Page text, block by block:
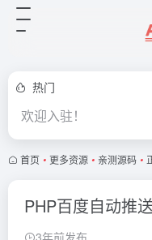
热门
欢迎入驻！
首页 • 更多资源 • 亲测源码 •
PHP百度自动推
3年前发布